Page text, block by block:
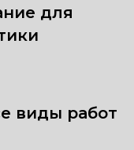
для
виды работ